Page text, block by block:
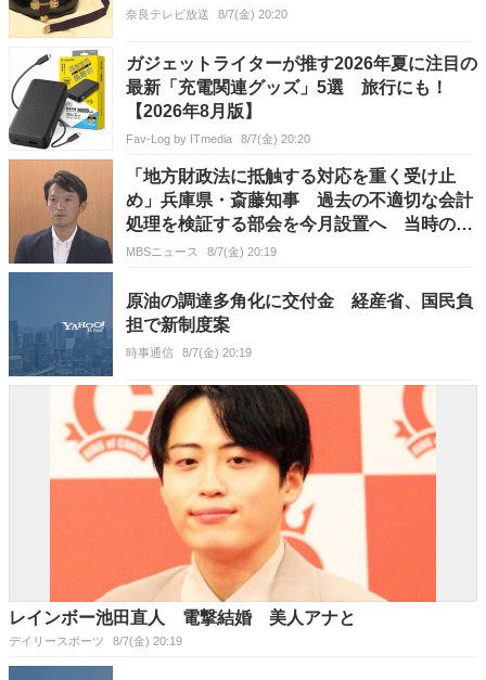
奈良テレビ放送 8/7(金) 20:20
ガジェットライターが推す2026年夏に注目の
最新「充電関連グッズ」5選 旅行にも！
【2026年8月版】
Fav-Log by ITmedia 8/7(金) 20:20
「地方財政法に抵触する対応を重く受け止
め」兵庫県・斎藤知事 過去の不適切な会計
処理を検証する部会を今月設置へ 当時の幹
部に調査も
MBSニュース 8/7(金) 20:19
原油の調達多角化に交付金 経産省、国民負
担で新制度案
時事通信 8/7(金) 20:19
レインボー池田直人 電撃結婚 美人アナと
デイリースポーツ 8/7(金) 20:19